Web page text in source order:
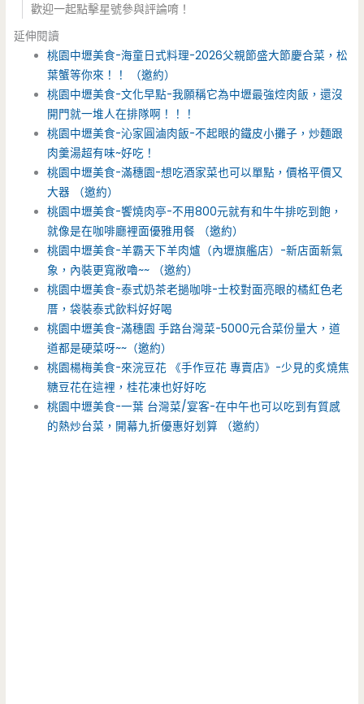
歡迎一起點擊星號參與評論唷！
延伸閱讀
桃園中壢美食-海童日式料理-2026父親節盛大節慶合菜，松
葉蟹等你來！！ （邀約）
桃園中壢美食-文化早點-我願稱它為中壢最強焢肉飯，還沒
開門就一堆人在排隊啊！！！
桃園中壢美食-沁家圓滷肉飯-不起眼的鐵皮小攤子，炒麵跟
肉羹湯超有味~好吃！
桃園中壢美食-滿穗園-想吃酒家菜也可以單點，價格平價又
大器 （邀約）
桃園中壢美食-饗燒肉亭-不用800元就有和牛牛排吃到飽，
就像是在咖啡廳裡面優雅用餐 （邀約）
桃園中壢美食-羊霸天下羊肉爐（內壢旗艦店）-新店面新氣
象，內裝更寬敞嚕~~ （邀約）
桃園中壢美食-泰式奶茶老撾咖啡-士校對面亮眼的橘紅色老
厝，袋裝泰式飲料好好喝
桃園中壢美食-滿穗園 手路台灣菜-5000元合菜份量大，道
道都是硬菜呀~~（邀約）
桃園楊梅美食-來浣豆花 《手作豆花 專賣店》-少見的炙燒焦
糖豆花在這裡，桂花凍也好好吃
桃園中壢美食-一葉 台灣菜/宴客-在中午也可以吃到有質感
的熱炒台菜，開幕九折優惠好划算 （邀約）